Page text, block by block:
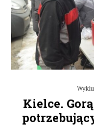
Kielce.